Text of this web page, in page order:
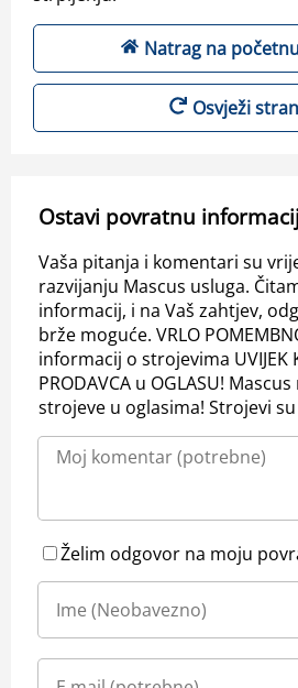
Natrag na
Osvježi
Ostavi povratnu
Vaša pitanja i komentari su
razvijanju Mascus usluga.
informacij, i na Vaš zahtjev,
brže moguće. VRLO
informacij o strojevima UVIJEK
PRODAVCA u OGLASU!
strojeve u oglasima! Strojevi
Želim odgovor na moju